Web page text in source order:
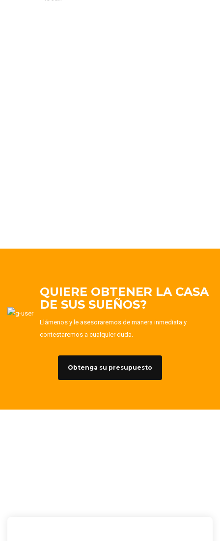
QUIERE OBTENER LA CASA
DE SUS SUEÑOS?
Llámenos y le asesoraremos de manera inmediata y
contestaremos a cualquier duda.
Obtenga su presupuesto